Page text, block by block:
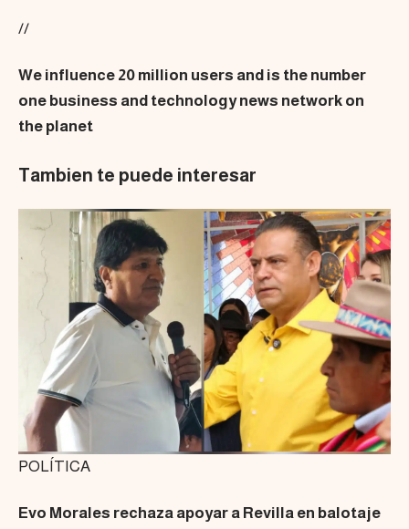
//
We influence 20 million users and is the number
one business and technology news network on
the planet
Tambien te puede interesar
POLÍTICA
Evo Morales rechaza apoyar a Revilla en balotaje